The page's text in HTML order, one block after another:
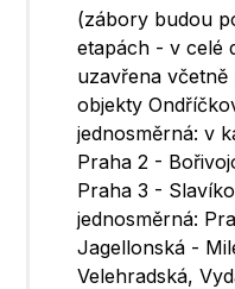
(zábory budou
etapách - v celé
uzavřena
objekty
jednosměrná: v
Praha 2 -
Praha 3 -
jednosměrná:
Jagellonská -
Velehradská,